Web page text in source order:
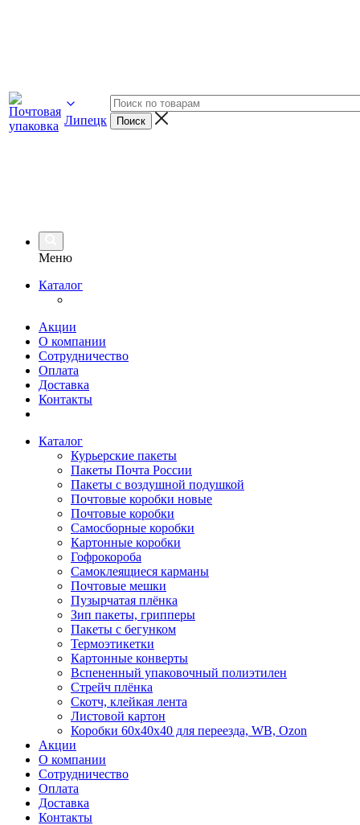
Липецк
Меню
Каталог
Акции
О компании
Сотрудничество
Оплата
Доставка
Контакты
Каталог
Курьерские пакеты
Пакеты Почта России
Пакеты с воздушной подушкой
Почтовые коробки новые
Почтовые коробки
Самосборные коробки
Картонные коробки
Гофрокороба
Самоклеящиеся карманы
Почтовые мешки
Пузырчатая плёнка
Зип пакеты, грипперы
Пакеты с бегунком
Термоэтикетки
Картонные конверты
Вспененный упаковочный полиэтилен
Стрейч плёнка
Скотч, клейкая лента
Листовой картон
Коробки 60х40х40 для переезда, WB, Ozon
Акции
О компании
Сотрудничество
Оплата
Доставка
Контакты